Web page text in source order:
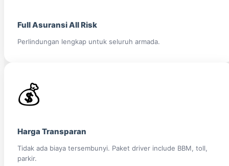
Full Asuransi All Risk
Perlindungan lengkap untuk seluruh armada.
💰
Harga Transparan
Tidak ada biaya tersembunyi. Paket driver include BBM, toll,
parkir.